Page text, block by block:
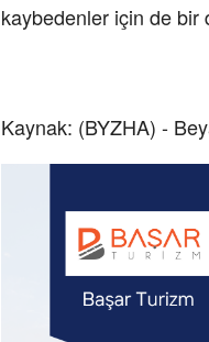
kaybedenler için de bir
Kaynak: (BYZHA) -